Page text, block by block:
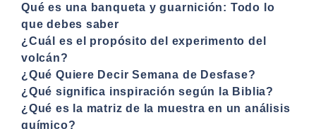
Qué es una banqueta y guarnición: Todo lo
que debes saber
¿Cuál es el propósito del experimento del
volcán?
¿Qué Quiere Decir Semana de Desfase?
¿Qué significa inspiración según la Biblia?
¿Qué es la matriz de la muestra en un análisis
químico?